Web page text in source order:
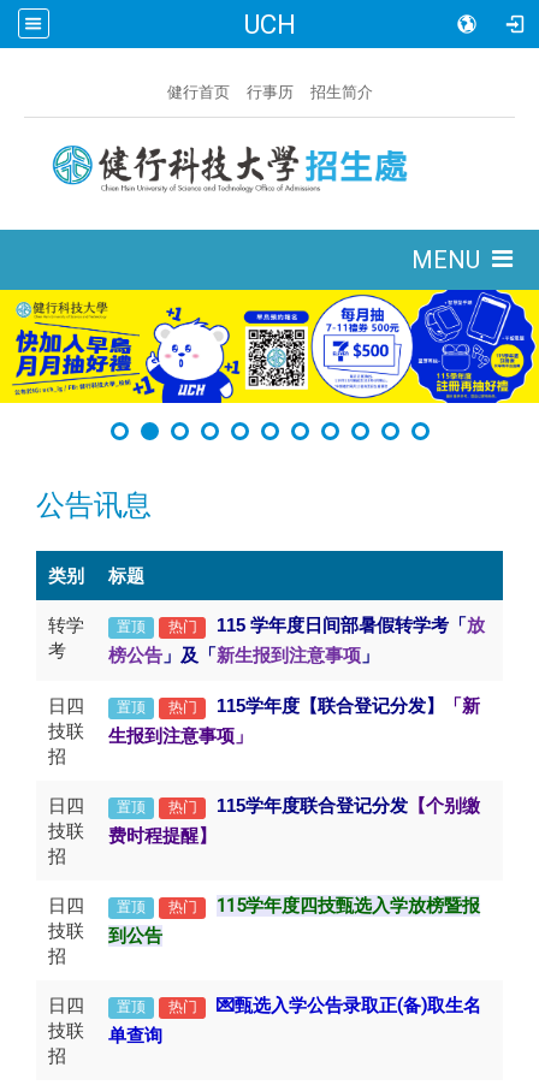
UCH
健行首页 行事历 招生简介
MENU
公告讯息
类别 标题
转学
考
置顶 热门 115 学年度日间部暑假转学考「放
榜公告 」及「新生报到注意事项 」
日四
技联
招
置顶 热门 115学年度【联合登记分发】
「新
生报到注意事项」
日四
技联
招
置顶 热门 115学年度联合登记分发【个别缴
费时程提醒】
日四
技联
招
置顶 热门
115学年度四技甄选入学放榜暨报
到公告
日四
技联
招
置顶 热门 💌甄选入学公告录取正(备)取生名
单查询